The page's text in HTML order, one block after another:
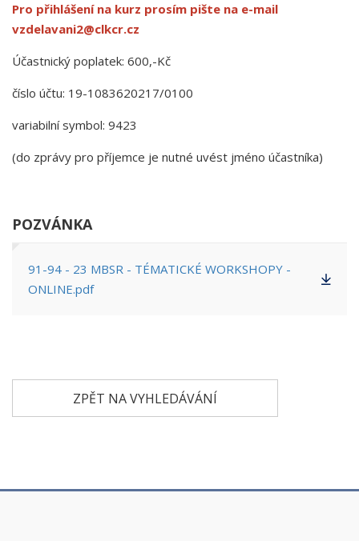
Pro přihlášení na kurz prosím pište na e-mail
vzdelavani2@clkcr.cz
Účastnický poplatek: 600,-Kč
číslo účtu: 19-1083620217/0100
variabilní symbol: 9423
(do zprávy pro příjemce je nutné uvést jméno účastníka)
POZVÁNKA
91-94 - 23 MBSR - TÉMATICKÉ WORKSHOPY -
ONLINE.pdf
ZPĚT NA VYHLEDÁVÁNÍ